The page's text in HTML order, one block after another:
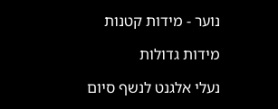
נוער - מידות קטנות
מידות גדולות
נעלי אלגנט לנשף סיום